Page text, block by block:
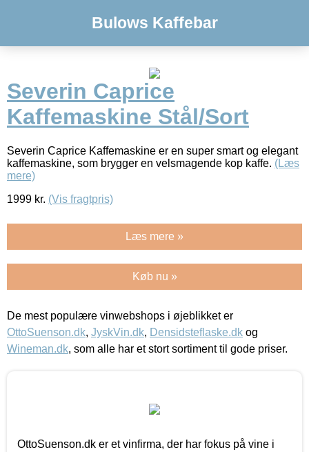
Bulows Kaffebar
Severin Caprice
Kaffemaskine Stål/Sort
Severin Caprice Kaffemaskine er en super smart og elegant
kaffemaskine, som brygger en velsmagende kop kaffe. (Læs
mere)
1999 kr. (Vis fragtpris)
Læs mere »
Køb nu »
De mest populære vinwebshops i øjeblikket er
OttoSuenson.dk, JyskVin.dk, Densidsteflaske.dk og
Wineman.dk, som alle har et stort sortiment til gode priser.
OttoSuenson.dk er et vinfirma, der har fokus på vine i